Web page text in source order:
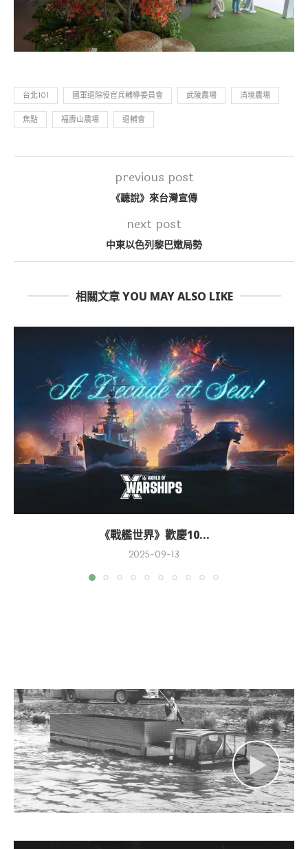
台北101 國軍退除役官兵輔導委員會 武陵農場 清境農場
焦點 福壽山農場 退輔會
previous post
《聽說》來台灣宣傳
next post
中東以色列黎巴嫩局勢
相關文章 YOU MAY ALSO LIKE
《戰艦世界》歡慶10...
2025-09-13